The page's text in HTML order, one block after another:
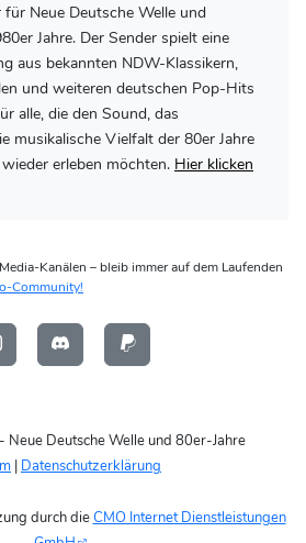
Neue Deutsche Welle und
Jahre. Der Sender spielt eine
aus bekannten NDW-Klassikern,
und weiteren deutschen Pop-Hits
alle, die den Sound, das
musikalische Vielfalt der 80er Jahre
erleben möchten. Hier klicken
Kanälen – bleib immer auf dem Laufenden
Community!
Deutsche Welle und 80er-Jahre
| Datenschutzerklärung
durch dieCMO Internet Dienstleistungen